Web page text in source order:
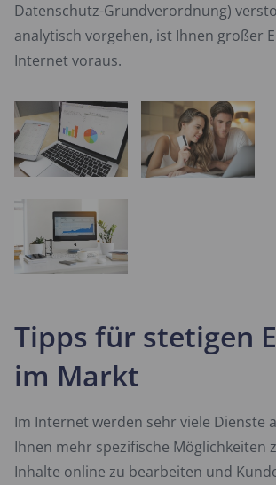
Datenschutz-Grundverordnung)
analytisch vorgehen, ist Ihnen großer
Internet voraus.
Tipps für stetigen
im Markt
Im Internet werden sehr viele Dienste
Ihnen mehr spezifische Möglichkeiten
Inhalte online zu bearbeiten und